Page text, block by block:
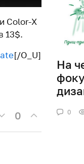
Color-X
13$.
[/O_U]
0
На
0